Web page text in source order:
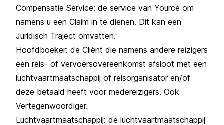
Compensatie Service: de service van Yource om
namens u een Claim in te dienen. Dit kan een
Juridisch Traject omvatten.
Hoofdboeker: de Cliënt die namens andere reizigers
een reis- of vervoersovereenkomst afsloot met een
luchtvaartmaatschappij of reisorganisator en/of
deze betaald heeft voor medereizigers. Ook
Vertegenwoordiger.
Luchtvaartmaatschappij: de luchtvaartmaatschappij